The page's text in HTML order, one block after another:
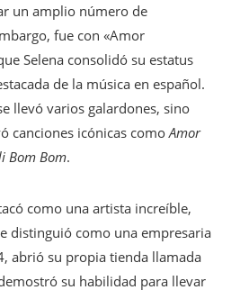
un amplio número de
fue con «Amor
Selena consolidó su estatus
de la música en español.
llevó varios galardones, sino
canciones icónicas como Amor
Bom Bom.
como una artista increíble,
distinguió como una empresaria
abrió su propia tienda llamada
su habilidad para llevar